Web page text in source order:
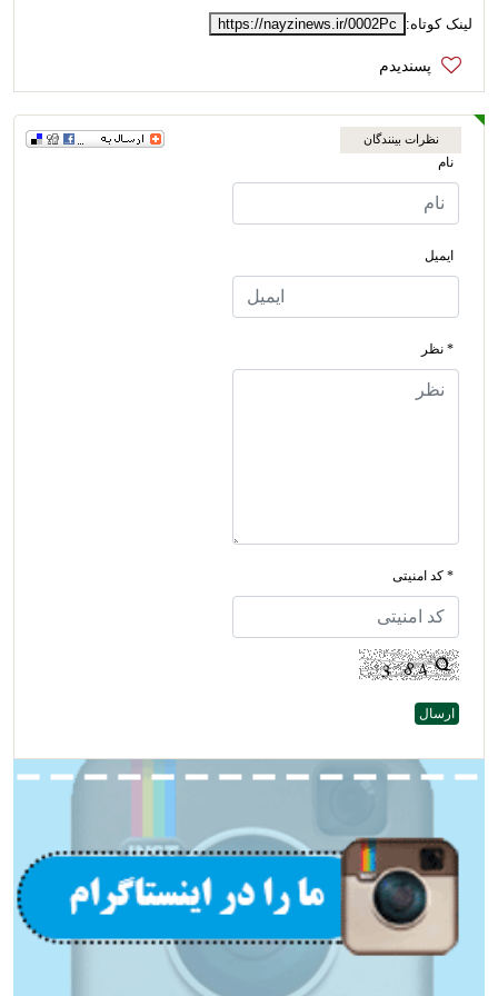
لینک کوتاه: https://nayzinews.ir/0002Pc
نظرات بینندگان
نام
ایمیل
* نظر
* کد امنیتی